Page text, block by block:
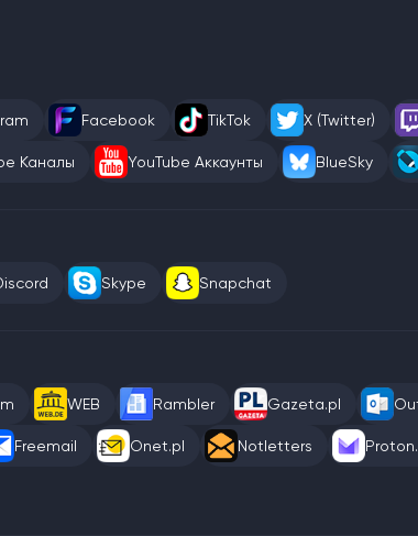
Facebook TikTok X (Twitter)
Каналы YouTube Аккаунты BlueSky
Skype Snapchat
WEB Rambler Gazeta.pl
Freemail Onet.pl Notletters